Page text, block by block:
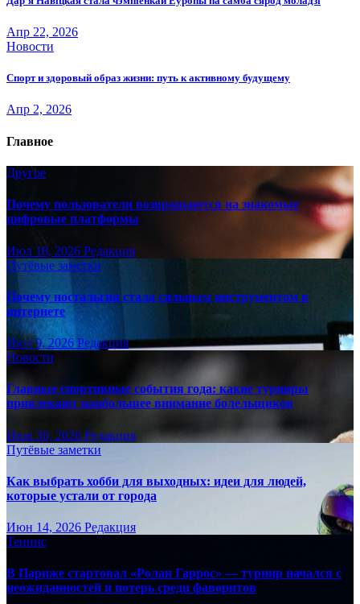
Апр 22, 2026
Новости
Спорт и здоровый образ жизни: путь к активному будущему
Апр 2, 2026
Главное
Другое
Почему пользователи возвращаются на знакомые
цифровые платформы
Июл 18, 2026 Редакция
Путёвые заметки
Почему ностальгия стала сильным инструментом в
интернете
Июл 9, 2026 Редакция
Новости
Главные спортивные события года: какие турниры
привлекают наибольшее внимание болельщиков
Июн 30, 2026 Редакция
Путёвые заметки
Как выбрать хобби для выходных: идеи для людей,
которые устали от города
Июн 14, 2026 Редакция
Теннис
В Париже стартовал «Ролан Гаррос» — турнир начался с
неожиданностей и потерь среди фаворитов